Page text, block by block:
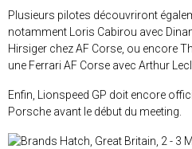
Plusieurs pilotes découvriront
notamment Loris Cabirou avec
Hirsiger chez AF Corse, ou encore
une Ferrari AF Corse avec Arthur
Enfin, Lionspeed GP doit encore
Porsche avant le début du meeting.